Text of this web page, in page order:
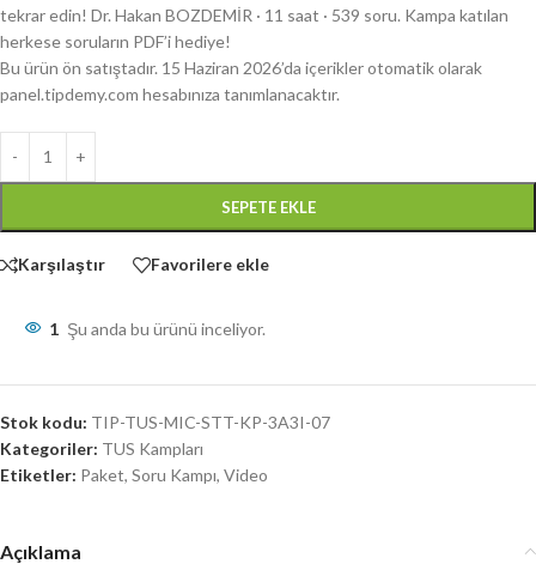
tekrar edin! Dr. Hakan BOZDEMİR · 11 saat · 539 soru. Kampa katılan
herkese soruların PDF’i hediye!
Bu ürün ön satıştadır. 15 Haziran 2026’da içerikler otomatik olarak
panel.tipdemy.com hesabınıza tanımlanacaktır.
SEPETE EKLE
Karşılaştır Favorilere ekle
1 Şu anda bu ürünü inceliyor.
Stok kodu: TIP-TUS-MIC-STT-KP-3A3I-07
Kategoriler: TUS Kampları
Etiketler: Paket, Soru Kampı, Video
Açıklama